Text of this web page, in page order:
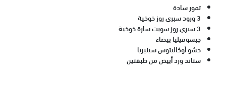
تمور سادة
3 ورود سبري روز خوخية
3 سبري روز سويت سارة خوخية
جبسوفيليا بيضاء
حشو أوكالبتوس سينيريا
ستاند ورد أبيض من طبقتين